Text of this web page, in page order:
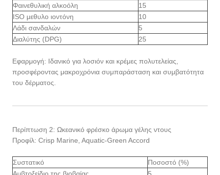
Φαινεθυλική αλκοόλη
15
ISO μεθυλο ιοντόνη
10
Λάδι σανδαλών
5
Διαλύτης (DPG)
25
Εφαρμογή: Ιδανικό για λοσιόν και κρέμες πολυτελείας,
προσφέροντας μακροχρόνια συμπαράσταση και συμβατότητα
του δέρματος.
Περίπτωση 2: Ωκεανικό φρέσκο ​​άρωμα γέλης ντους
Προφίλ: Crisp Marine, Aquatic-Green Accord
Συστατικό
Ποσοστό (%)